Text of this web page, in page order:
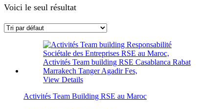
Voici le seul résultat
View Details
Activités Team Building RSE au Maroc